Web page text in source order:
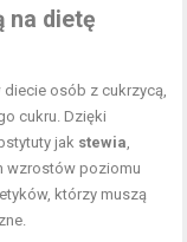
na dietę
osób z cukrzycą,
cukru. Dzięki
jak stewia,
wzrostów poziomu
którzy muszą